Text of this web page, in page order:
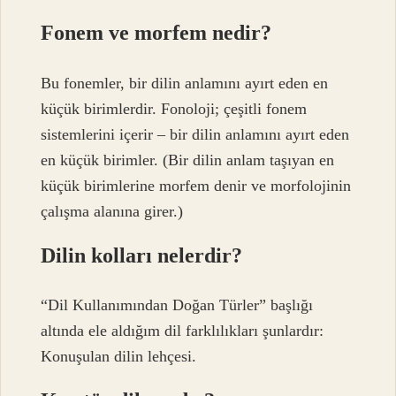
Fonem ve morfem nedir?
Bu fonemler, bir dilin anlamını ayırt eden en
küçük birimlerdir. Fonoloji; çeşitli fonem
sistemlerini içerir – bir dilin anlamını ayırt eden
en küçük birimler. (Bir dilin anlam taşıyan en
küçük birimlerine morfem denir ve morfolojinin
çalışma alanına girer.)
Dilin kolları nelerdir?
“Dil Kullanımından Doğan Türler” başlığı
altında ele aldığım dil farklılıkları şunlardır:
Konuşulan dilin lehçesi.